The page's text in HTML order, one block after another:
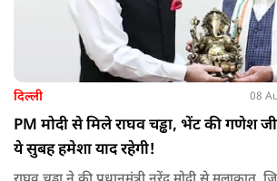
दिल्ली 08
PM मोदी से मिले राघव चड्ढा, भेंट की गणेश
ये सुबह हमेशा याद रहेगी!